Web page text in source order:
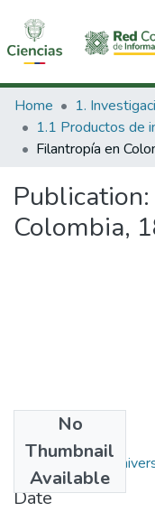
Communities &
All of DSpace
Home
Publication:
Colombia,
No
Thumbnail
Available
Autorizacion
Date